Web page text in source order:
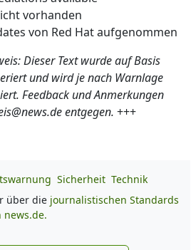
vorhanden
von Red Hat aufgenommen
Dieser Text wurde auf Basis
und wird je nach Warnlage
Feedback und Anmerkungen
entgegen. +++
Sicherheit Technik
über die journalistischen Standards
news.de.